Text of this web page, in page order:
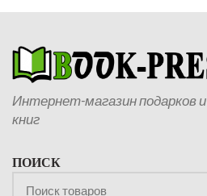
Интернет-магазин подарков
книг
ПОИСК